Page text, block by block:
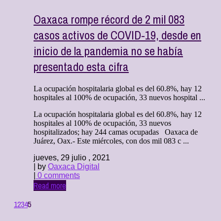
Oaxaca rompe récord de 2 mil 083
casos activos de COVID-19, desde en
inicio de la pandemia no se había
presentado esta cifra
La ocupación hospitalaria global es del 60.8%, hay 12
hospitales al 100% de ocupación, 33 nuevos hospital ...
La ocupación hospitalaria global es del 60.8%, hay 12
hospitales al 100% de ocupación, 33 nuevos
hospitalizados; hay 244 camas ocupadas Oaxaca de
Juárez, Oax.- Este miércoles, con dos mil 083 c ...
jueves, 29 julio , 2021
| by Oaxaca Digital
0 comments
Read more
12345